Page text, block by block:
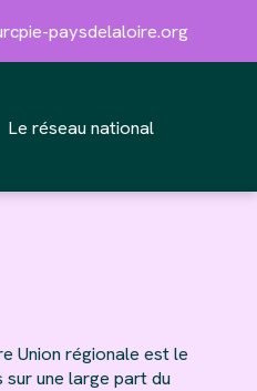
paysdelaloire.org
Le réseau national
Union régionale est le
sur une large part du